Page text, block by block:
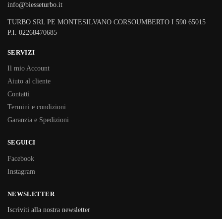
info@biesseturbo.it
TURBO SRL PE MONTESILVANO CORSOUMBERTO I 590 65015
P.I. 02268470685
SERVIZI
Il mio Account
Aiuto al cliente
Contatti
Termini e condizioni
Garanzia e Spedizioni
SEGUICI
Facebook
Instagram
NEWSLETTER
Iscriviti alla nostra newsletter